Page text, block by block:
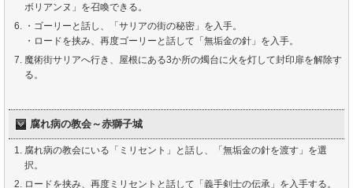
ボリアンヌ」を召喚できる。
・ゴーリーと話し、「サリアの街の秘密」を入手。
・ロードを挟み、再度ゴーリーと話して「無垢金の針」を入手。
魔術街サリアへ行き、屋根にある3か所の燭台に火を灯して封印扉を解除す
る。
腐れ病の教会～赤獅子城
腐れ病の教会にいる「ミリセント」と話し、「無垢金の針を渡す」を選
択。
ロードを挟み、再度ミリセントと話して「義手剣士の伝承」を入手する。